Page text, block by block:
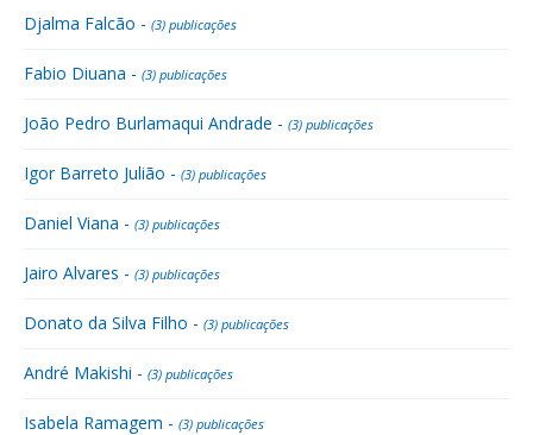
Djalma Falcão - (3) publicações
Fabio Diuana - (3) publicações
João Pedro Burlamaqui Andrade - (3) publicações
Igor Barreto Julião - (3) publicações
Daniel Viana - (3) publicações
Jairo Alvares - (3) publicações
Donato da Silva Filho - (3) publicações
André Makishi - (3) publicações
Isabela Ramagem - (3) publicações